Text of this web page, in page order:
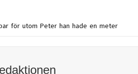
för utom Peter han hade en meter